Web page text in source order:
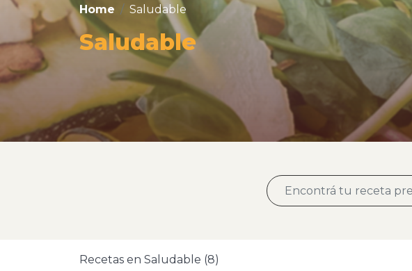
Home Saludable
Saludable
Recetas en Saludable (8)